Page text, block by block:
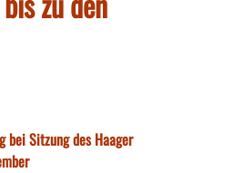
bei Sitzung des Haager